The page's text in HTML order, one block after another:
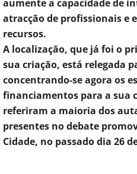
aumente a capacidade de
atracção de profissionais e
recursos.
A localização, que já foi o
sua criação, está relegada
concentrando-se agora os
financiamentos para a sua
referiram a maioria dos
presentes no debate
Cidade, no passado dia 26